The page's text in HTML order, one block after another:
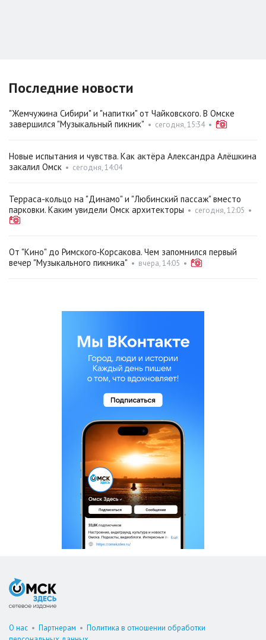
Последние новости
"Жемчужина Сибири" и "напитки" от Чайковского. В Омске
завершился "Музыкальный пикник" • сегодня, 15:34•
Новые испытания и чувства. Как актёра Александра Алёшкина
закалил Омск • сегодня, 14:04
Терраса-кольцо на "Динамо" и "Любинский пассаж" вместо
парковки. Каким увидели Омск архитекторы • сегодня, 12:05 •
От "Кино" до Римского‑Корсакова. Чем запомнился первый
вечер "Музыкального пикника" • вчера, 14:05 •
О нас • Партнерам • Политика в отношении обработки